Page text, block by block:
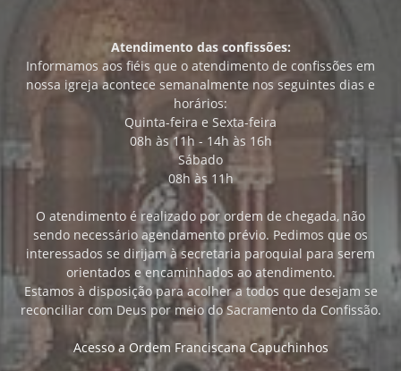
Atendimento das confissões:
Informamos aos fiéis que o atendimento de confissões em
nossa igreja acontece semanalmente nos seguintes dias e
horários:
Quinta-feira e Sexta-feira
08h às 11h - 14h às 16h
Sábado
08h às 11h
O atendimento é realizado por ordem de chegada, não
sendo necessário agendamento prévio. Pedimos que os
interessados se dirijam à secretaria paroquial para serem
orientados e encaminhados ao atendimento.
Estamos à disposição para acolher a todos que desejam se
reconciliar com Deus por meio do Sacramento da Confissão.
Acesso a Ordem Franciscana Capuchinhos